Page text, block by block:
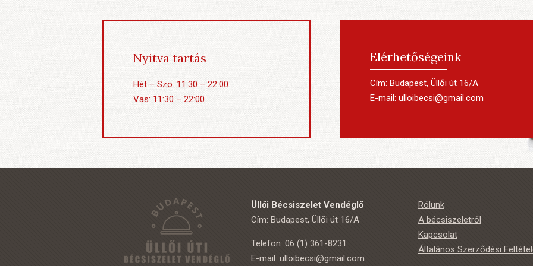
Nyitva tartás
Hét – Szo: 11:30 – 22:00
Vas: 11:30 – 22:00
Elérhetőségeink
Cím: Budapest, Üllői út 16/A
E-mail: ulloibecsi@gmail.com
Üllői Bécsiszelet Vendéglő
Cím: Budapest, Üllői út 16/A
Telefon: 06 (1) 361-8231
E-mail: ulloibecsi@gmail.com
Rólunk
A bécsiszeletről
Kapcsolat
Általános Szerződési